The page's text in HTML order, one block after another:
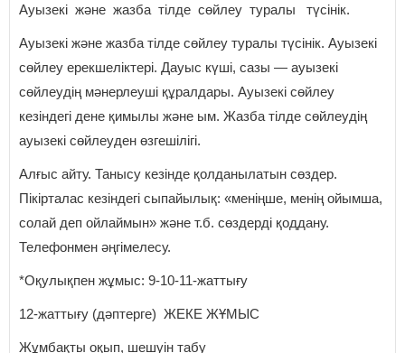
Ауызекі және жазба тілде сөйлеу туралы түсінік.
Ауызекі және жазба тілде сөйлеу туралы түсінік. Ауызекі
сөйлеу ерекшеліктері. Дауыс күші, сазы — ауызекі
сөйлеудің мәнерлеуші құралдары. Ауызекі сөйлеу
кезіндегі дене қимылы және ым. Жазба тілде сөйлеудің
ауызекі сөйлеуден өзгешілігі.
Алғыс айту. Танысу кезінде қолданылатын сөздер.
Пікірталас кезіндегі сыпайылық: «меніңше, менің ойымша,
солай деп ойлаймын» және т.б. сөздерді қоддану.
Телефонмен әңгімелесу.
*Оқулықпен жұмыс: 9-10-11-жаттығу
12-жаттығу (дәптерге) ЖЕКЕ ЖҰМЫС
Жұмбақты оқып, шешуін табу